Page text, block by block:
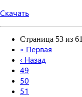
Скачать
Страница 53 из 61
« Первая
‹ Назад
49
50
51